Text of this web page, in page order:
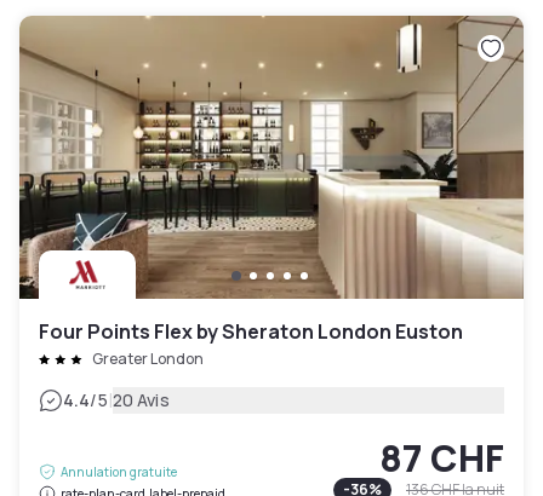
Four Points Flex by Sheraton London Euston
Greater London
4.4/5|20 Avis
Annulation gratuite
87 CHF
-36% 136 CHFla nuit